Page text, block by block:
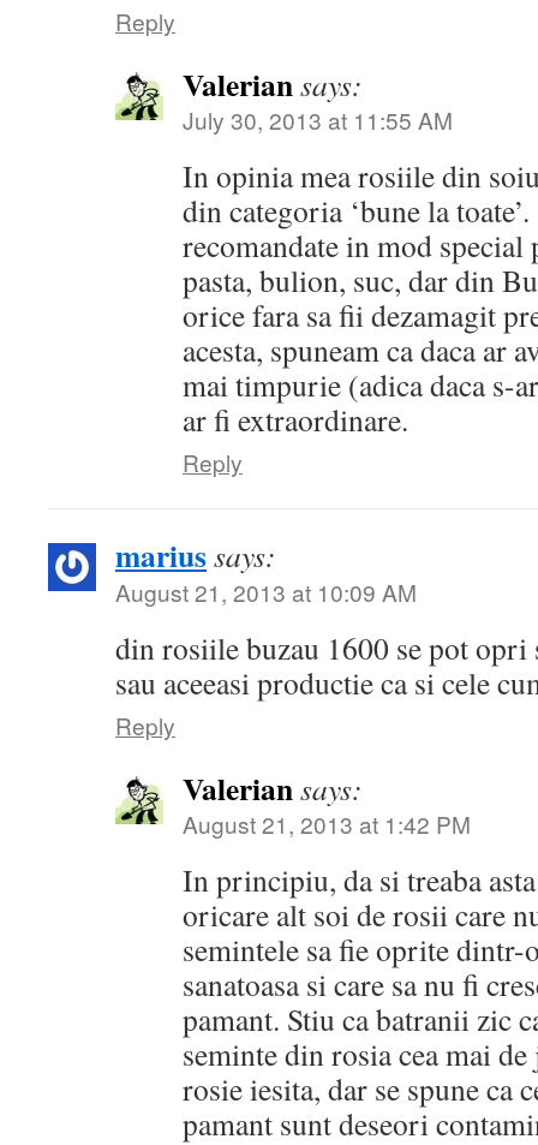
Reply
Valeriansays:
July 30, 2013 at 11:55 AM
In opinia mea rosiile din
din categoria ‘bune la
recomandate in mod special
pasta, bulion, suc, dar din
orice fara sa fii dezamagit
acesta, spuneam ca daca ar
mai timpurie (adica daca s-
ar fi extraordinare.
Reply
mariussays:
August 21, 2013 at 10:09 AM
din rosiile buzau 1600 se pot
sau aceeasi productie ca si cele
Reply
Valeriansays:
August 21, 2013 at 1:42 PM
In principiu, da si treaba
oricare alt soi de rosii care
semintele sa fie oprite dintr-
sanatoasa si care sa nu fi
pamant. Stiu ca batranii zic
seminte din rosia cea mai
rosie iesita, dar se spune ca
pamant sunt deseori